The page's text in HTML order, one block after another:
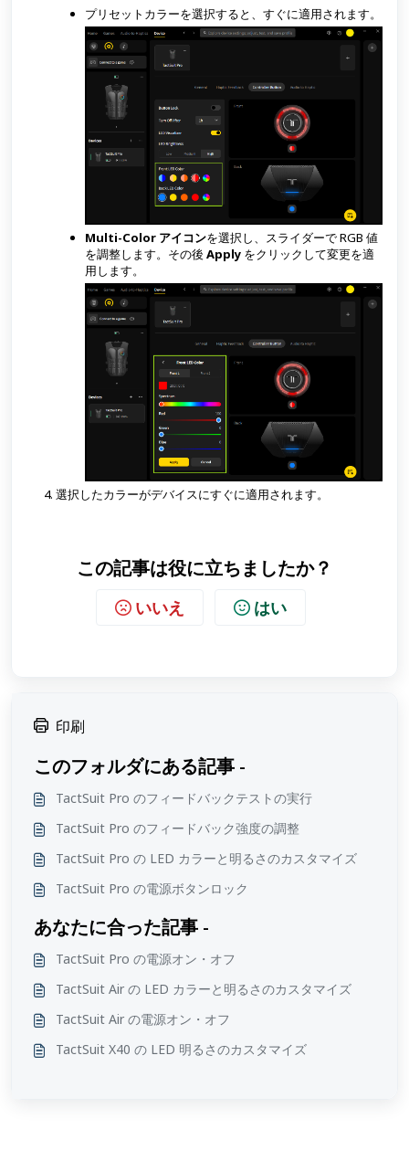
プリセットカラーを選択すると、すぐに適用されます。
Multi-Color アイコンを選択し、スライダーで RGB 値
を調整します。その後 Apply をクリックして変更を適
用します。
選択したカラーがデバイスにすぐに適用されます。
この記事は役に立ちましたか？
いいえ はい
印刷
このフォルダにある記事 -
TactSuit Pro のフィードバックテストの実行
TactSuit Pro のフィードバック強度の調整
TactSuit Pro の LED カラーと明るさのカスタマイズ
TactSuit Pro の電源ボタンロック
あなたに合った記事 -
TactSuit Pro の電源オン・オフ
TactSuit Air の LED カラーと明るさのカスタマイズ
TactSuit Air の電源オン・オフ
TactSuit X40 の LED 明るさのカスタマイズ